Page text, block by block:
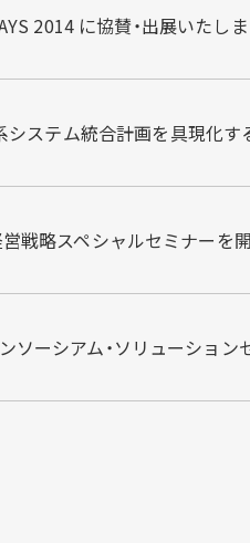
2014 に協賛・出展いたしま
ステム統合計画を具現化す
営戦略スペシャルセミナー
ンソーシアム・ソリューシ